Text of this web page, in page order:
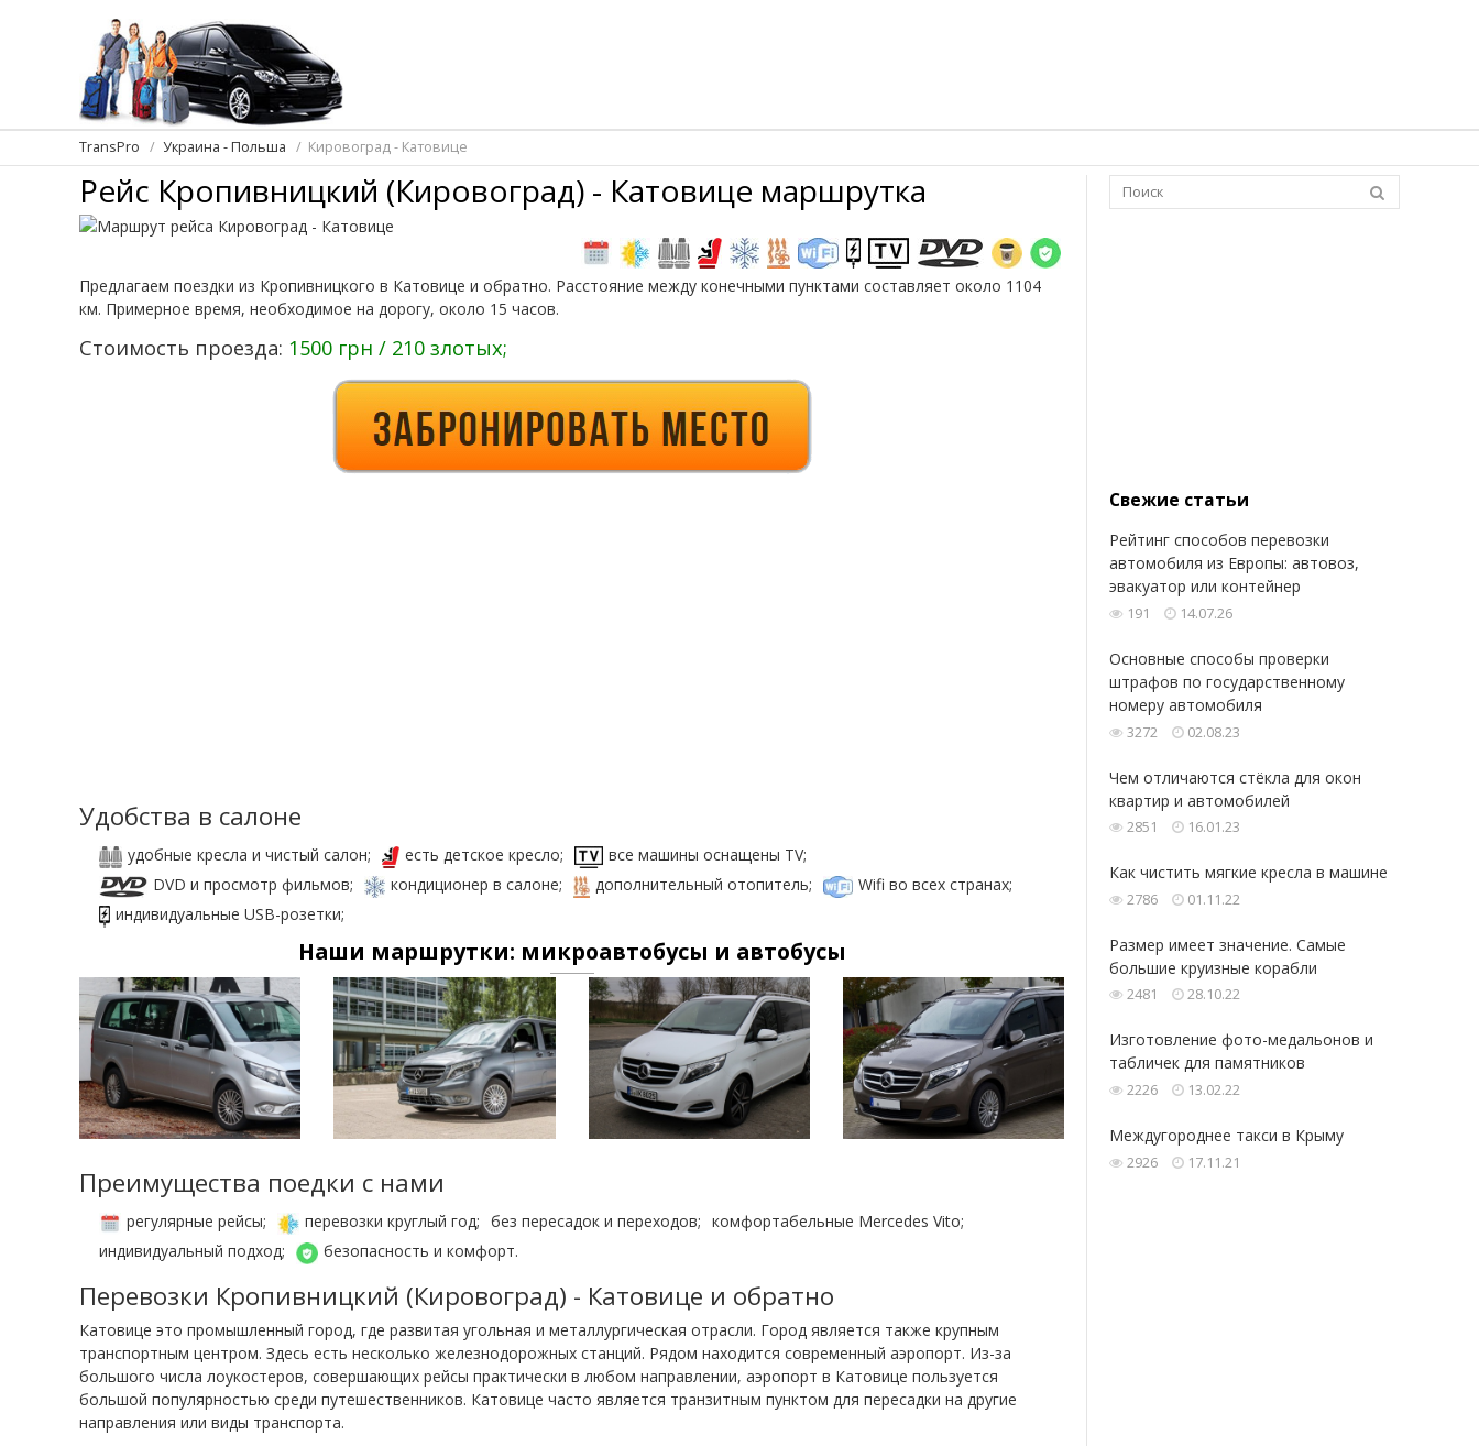
TransPro Украина - Польша Кировоград - Катовице
Рейс Кропивницкий (Кировоград) - Катовице маршрутка
Предлагаем поездки из Кропивницкого в Катовице и обратно. Расстояние между конечными пунктами составляет около 1104
км. Примерное время, необходимое на дорогу, около 15 часов.
Стоимость проезда: 1500 грн / 210 злотых;
Удобства в салоне
удобные кресла и чистый салон; есть детское кресло;
все машины оснащены TV;
DVD и просмотр фильмов;
кондиционер в салоне; дополнительный отопитель;
Wifi во всех странах;
индивидуальные USB-розетки;
Наши маршрутки: микроавтобусы и автобусы
Преимущества поедки с нами
регулярные рейсы; перевозки круглый год; без пересадок и переходов; комфортабельные Mercedes Vito;
индивидуальный подход;
безопасность и комфорт.
Перевозки Кропивницкий (Кировоград) - Катовице и обратно
Катовице это промышленный город, где развитая угольная и металлургическая отрасли. Город является также крупным
транспортным центром. Здесь есть несколько железнодорожных станций. Рядом находится современный аэропорт. Из-за
большого числа лоукостеров, совершающих рейсы практически в любом направлении, аэропорт в Катовице пользуется
большой популярностью среди путешественников. Катовице часто является транзитным пунктом для пересадки на другие
направления или виды транспорта.
Свежие статьи
Рейтинг способов перевозки
автомобиля из Европы: автовоз,
эвакуатор или контейнер
191 14.07.26
Основные способы проверки
штрафов по государственному
номеру автомобиля
3272 02.08.23
Чем отличаются стёкла для окон
квартир и автомобилей
2851 16.01.23
Как чистить мягкие кресла в машине
2786 01.11.22
Размер имеет значение. Самые
большие круизные корабли
2481 28.10.22
Изготовление фото-медальонов и
табличек для памятников
2226 13.02.22
Междугороднее такси в Крыму
2926 17.11.21